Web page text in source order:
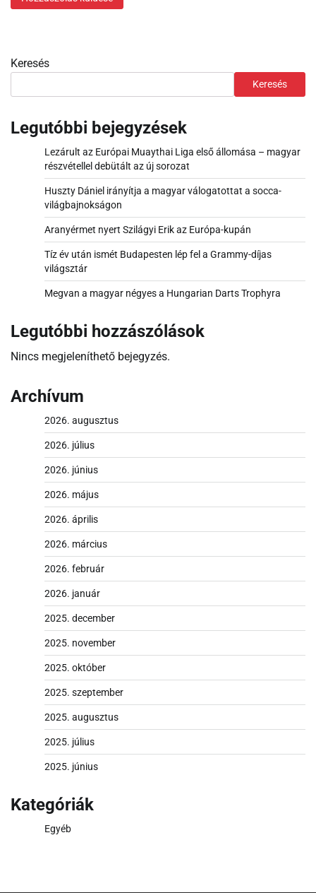
Keresés
Keresés
Legutóbbi bejegyzések
Lezárult az Európai Muaythai Liga első állomása – magyar
részvétellel debütált az új sorozat
Huszty Dániel irányítja a magyar válogatottat a socca-
világbajnokságon
Aranyérmet nyert Szilágyi Erik az Európa-kupán
Tíz év után ismét Budapesten lép fel a Grammy-díjas
világsztár
Megvan a magyar négyes a Hungarian Darts Trophyra
Legutóbbi hozzászólások
Nincs megjeleníthető bejegyzés.
Archívum
2026. augusztus
2026. július
2026. június
2026. május
2026. április
2026. március
2026. február
2026. január
2025. december
2025. november
2025. október
2025. szeptember
2025. augusztus
2025. július
2025. június
Kategóriák
Egyéb